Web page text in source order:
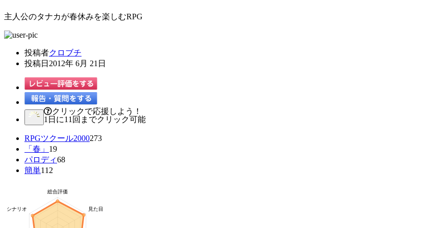
主人公のタナカが春休みを楽しむRPG
投稿者クロブチ
投稿日 2012年 6月 21日
クリックで応援しよう！
1日に11回までクリック可能
RPGツクール2000273
「春」 19
パロディ68
簡単112